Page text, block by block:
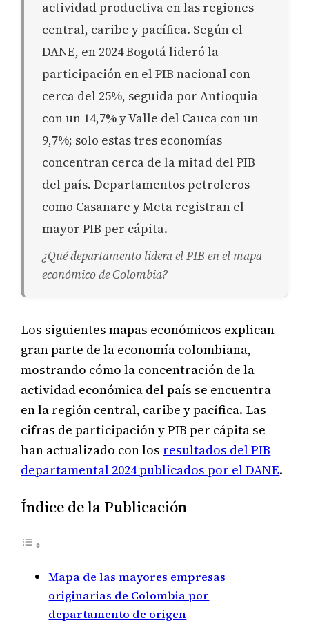
actividad productiva en las regiones
central, caribe y pacífica. Según el
DANE, en 2024 Bogotá lideró la
participación en el PIB nacional con
cerca del 25%, seguida por Antioquia
con un 14,7% y Valle del Cauca con un
9,7%; solo estas tres economías
concentran cerca de la mitad del PIB
del país. Departamentos petroleros
como Casanare y Meta registran el
mayor PIB per cápita.
¿Qué departamento lidera el PIB en el mapa
económico de Colombia?
Los siguientes mapas económicos explican
gran parte de la economía colombiana,
mostrando cómo la concentración de la
actividad económica del país se encuentra
en la región central, caribe y pacífica. Las
cifras de participación y PIB per cápita se
han actualizado con los resultados del PIB
departamental 2024 publicados por el DANE.
Índice de la Publicación
Mapa de las mayores empresas
originarias de Colombia por
departamento de origen